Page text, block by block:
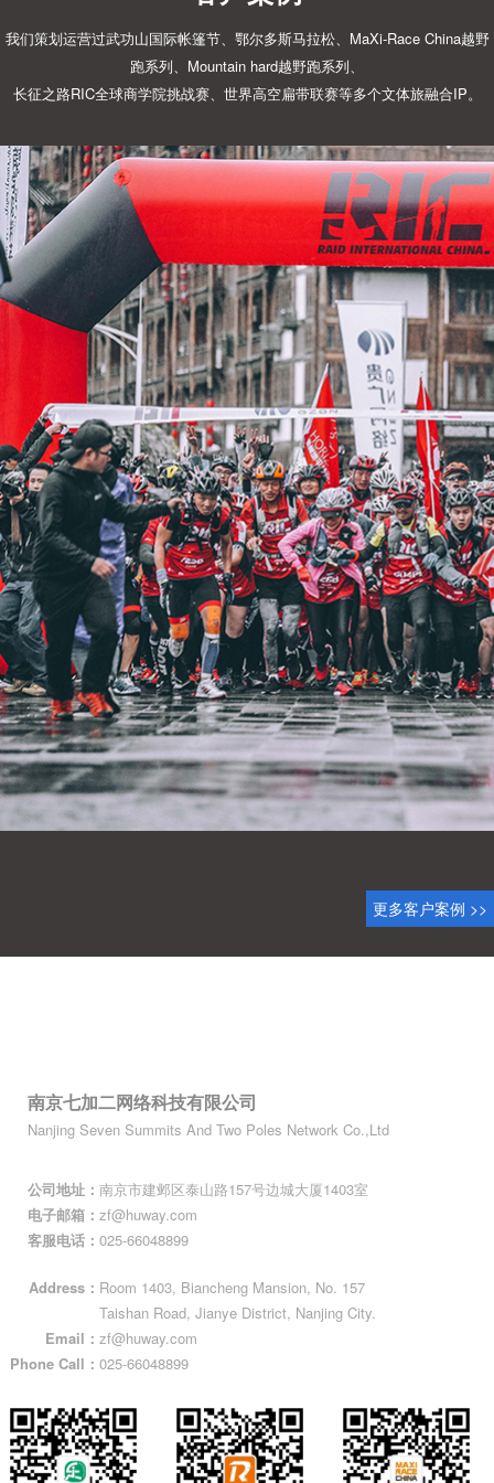
我们策划运营过武功山国际帐篷节、鄂尔多斯马拉松、MaXi-Race China越野
跑系列、Mountain hard越野跑系列、
长征之路RIC全球商学院挑战赛、世界高空扁带联赛等多个文体旅融合IP。
更多客户案例 >>
南京七加二网络科技有限公司
Nanjing Seven Summits And Two Poles Network Co.,Ltd
公司地址： 南京市建邺区泰山路157号‌边城大厦1403室
电子邮箱： zf@huway.com
客服电话： 025-66048899
Address： Room 1403, Biancheng Mansion, No. 157
Taishan Road, Jianye District, Nanjing City.
Email： zf@huway.com
Phone Call： 025-66048899